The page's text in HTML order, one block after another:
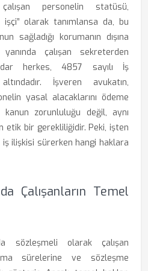
personelin statüsü,
olarak tanımlansa da, bu
sağladığı korumanın dışına
çalışan sekreterden
herkes, 4857 sayılı İş
İşveren avukatın,
yasal alacaklarını ödeme
zorunluluğu değil, aynı
etik bir gerekliliğidir. Peki, işten
iş ilişkisi sürerken hangi haklara
Çalışanların Temel
sözleşmeli olarak çalışan
sürelerine ve sözleşme